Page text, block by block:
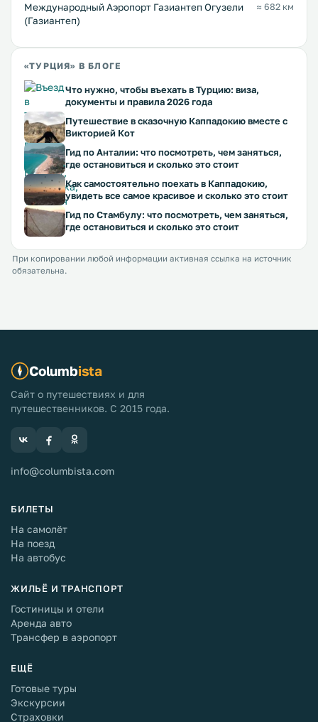
Международный Аэропорт Газиантеп Огузели
(Газиантеп)
≈ 682 км
«ТУРЦИЯ» В БЛОГЕ
Что нужно, чтобы въехать в Турцию: виза,
документы и правила 2026 года
Путешествие в сказочную Каппадокию вместе с
Викторией Кот
Гид по Анталии: что посмотреть, чем заняться,
где остановиться и сколько это стоит
Как самостоятельно поехать в Каппадокию,
увидеть все самое красивое и сколько это стоит
Гид по Стамбулу: что посмотреть, чем заняться,
где остановиться и сколько это стоит
При копировании любой информации активная ссылка на источник
обязательна.
Columbista
Сайт о путешествиях и для
путешественников. С 2015 года.
info@columbista.com
БИЛЕТЫ
На самолёт
На поезд
На автобус
ЖИЛЬЁ И ТРАНСПОРТ
Гостиницы и отели
Аренда авто
Трансфер в аэропорт
ЕЩЁ
Готовые туры
Экскурсии
Страховки